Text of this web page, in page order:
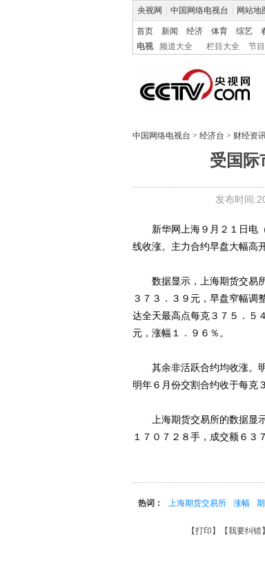
央视网 中国网络电视台 网站地
首页 新闻 经济 体育 综艺
电视
频道大全 栏目大全 节
中国网络电视台 > 经济台 > 财经资
受国际
发布时间
新华网上海９月２１日电（
线收涨。主力合约早盘大幅高
数据显示，上海期货交易所
３７３．３９元，早盘窄幅调
达全天最高点每克３７５．５
元，涨幅１．９６％。
其余非活跃合约均收涨。明
明年６月份交割合约收于每克
上海期货交易所的数据显示
１７０７２８手，成交额６３
热词： 上海期货交易所 涨幅
【打印 】【我要纠错